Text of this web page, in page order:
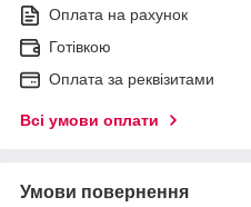
Оплата на рахунок
Готівкою
Оплата за реквізитами
Всі умови оплати
Умови повернення